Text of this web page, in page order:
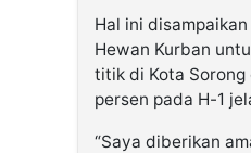
Hal ini
Hewan Kurban
titik di Kota
persen pada H-1
“Saya diberikan